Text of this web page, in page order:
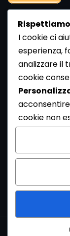
Newsletter
Se vuoi ricevere
dalla Redazione
Newsletter [
Con l'invio del
l’informativa
dei propri dati
Copyright ©
I cookie ci
esperienza,
analizzare il
cookie
cookie non